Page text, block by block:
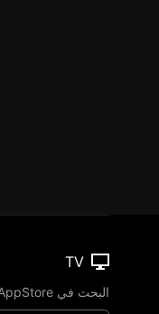
TV
البحث في AppStore